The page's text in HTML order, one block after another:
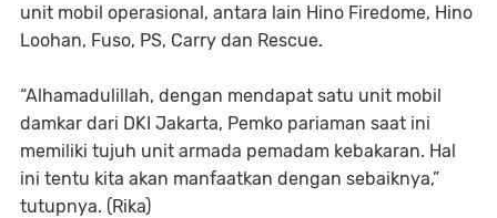
unit mobil operasional, antara lain Hino Firedome, Hino
Loohan, Fuso, PS, Carry dan Rescue.
“Alhamadulillah, dengan mendapat satu unit mobil
damkar dari DKI Jakarta, Pemko pariaman saat ini
memiliki tujuh unit armada pemadam kebakaran. Hal
ini tentu kita akan manfaatkan dengan sebaiknya,”
tutupnya. (Rika)